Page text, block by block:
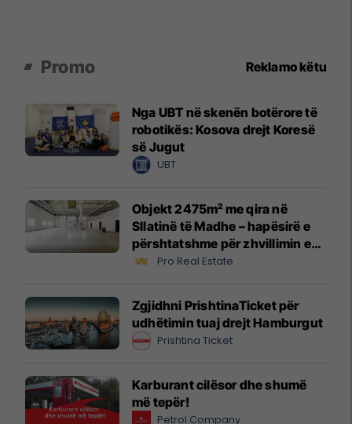
Promo Reklamo këtu
Nga UBT në skenën botërore të
robotikës: Kosova drejt Koresë
së Jugut
UBT
Objekt 2475m² me qira në
Sllatinë të Madhe – hapësirë e
përshtatshme për zhvillimin e
biznesit #16068
Pro Real Estate
Zgjidhni PrishtinaTicket për
udhëtimin tuaj drejt Hamburgut
Prishtina Ticket
Karburant cilësor dhe shumë
më tepër!
Petrol Company